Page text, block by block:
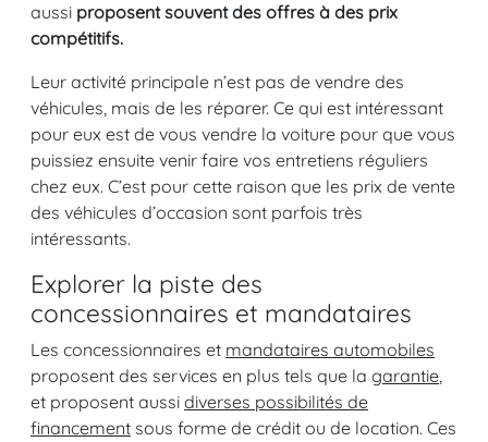
aussi proposent souvent des offres à des prix
compétitifs.
Leur activité principale n’est pas de vendre des
véhicules, mais de les réparer. Ce qui est intéressant
pour eux est de vous vendre la voiture pour que vous
puissiez ensuite venir faire vos entretiens réguliers
chez eux. C’est pour cette raison que les prix de vente
des véhicules d’occasion sont parfois très
intéressants.
Explorer la piste des
concessionnaires et mandataires
Les concessionnaires et mandataires automobiles
proposent des services en plus tels que la garantie,
et proposent aussi diverses possibilités de
financement sous forme de crédit ou de location. Ces